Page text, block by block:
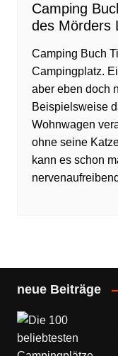
Camping
des Mörders
Camping Buch
Campingplatz.
aber eben doch
Beispielsweise
Wohnwagen
ohne seine
kann es schon
neue Beiträge